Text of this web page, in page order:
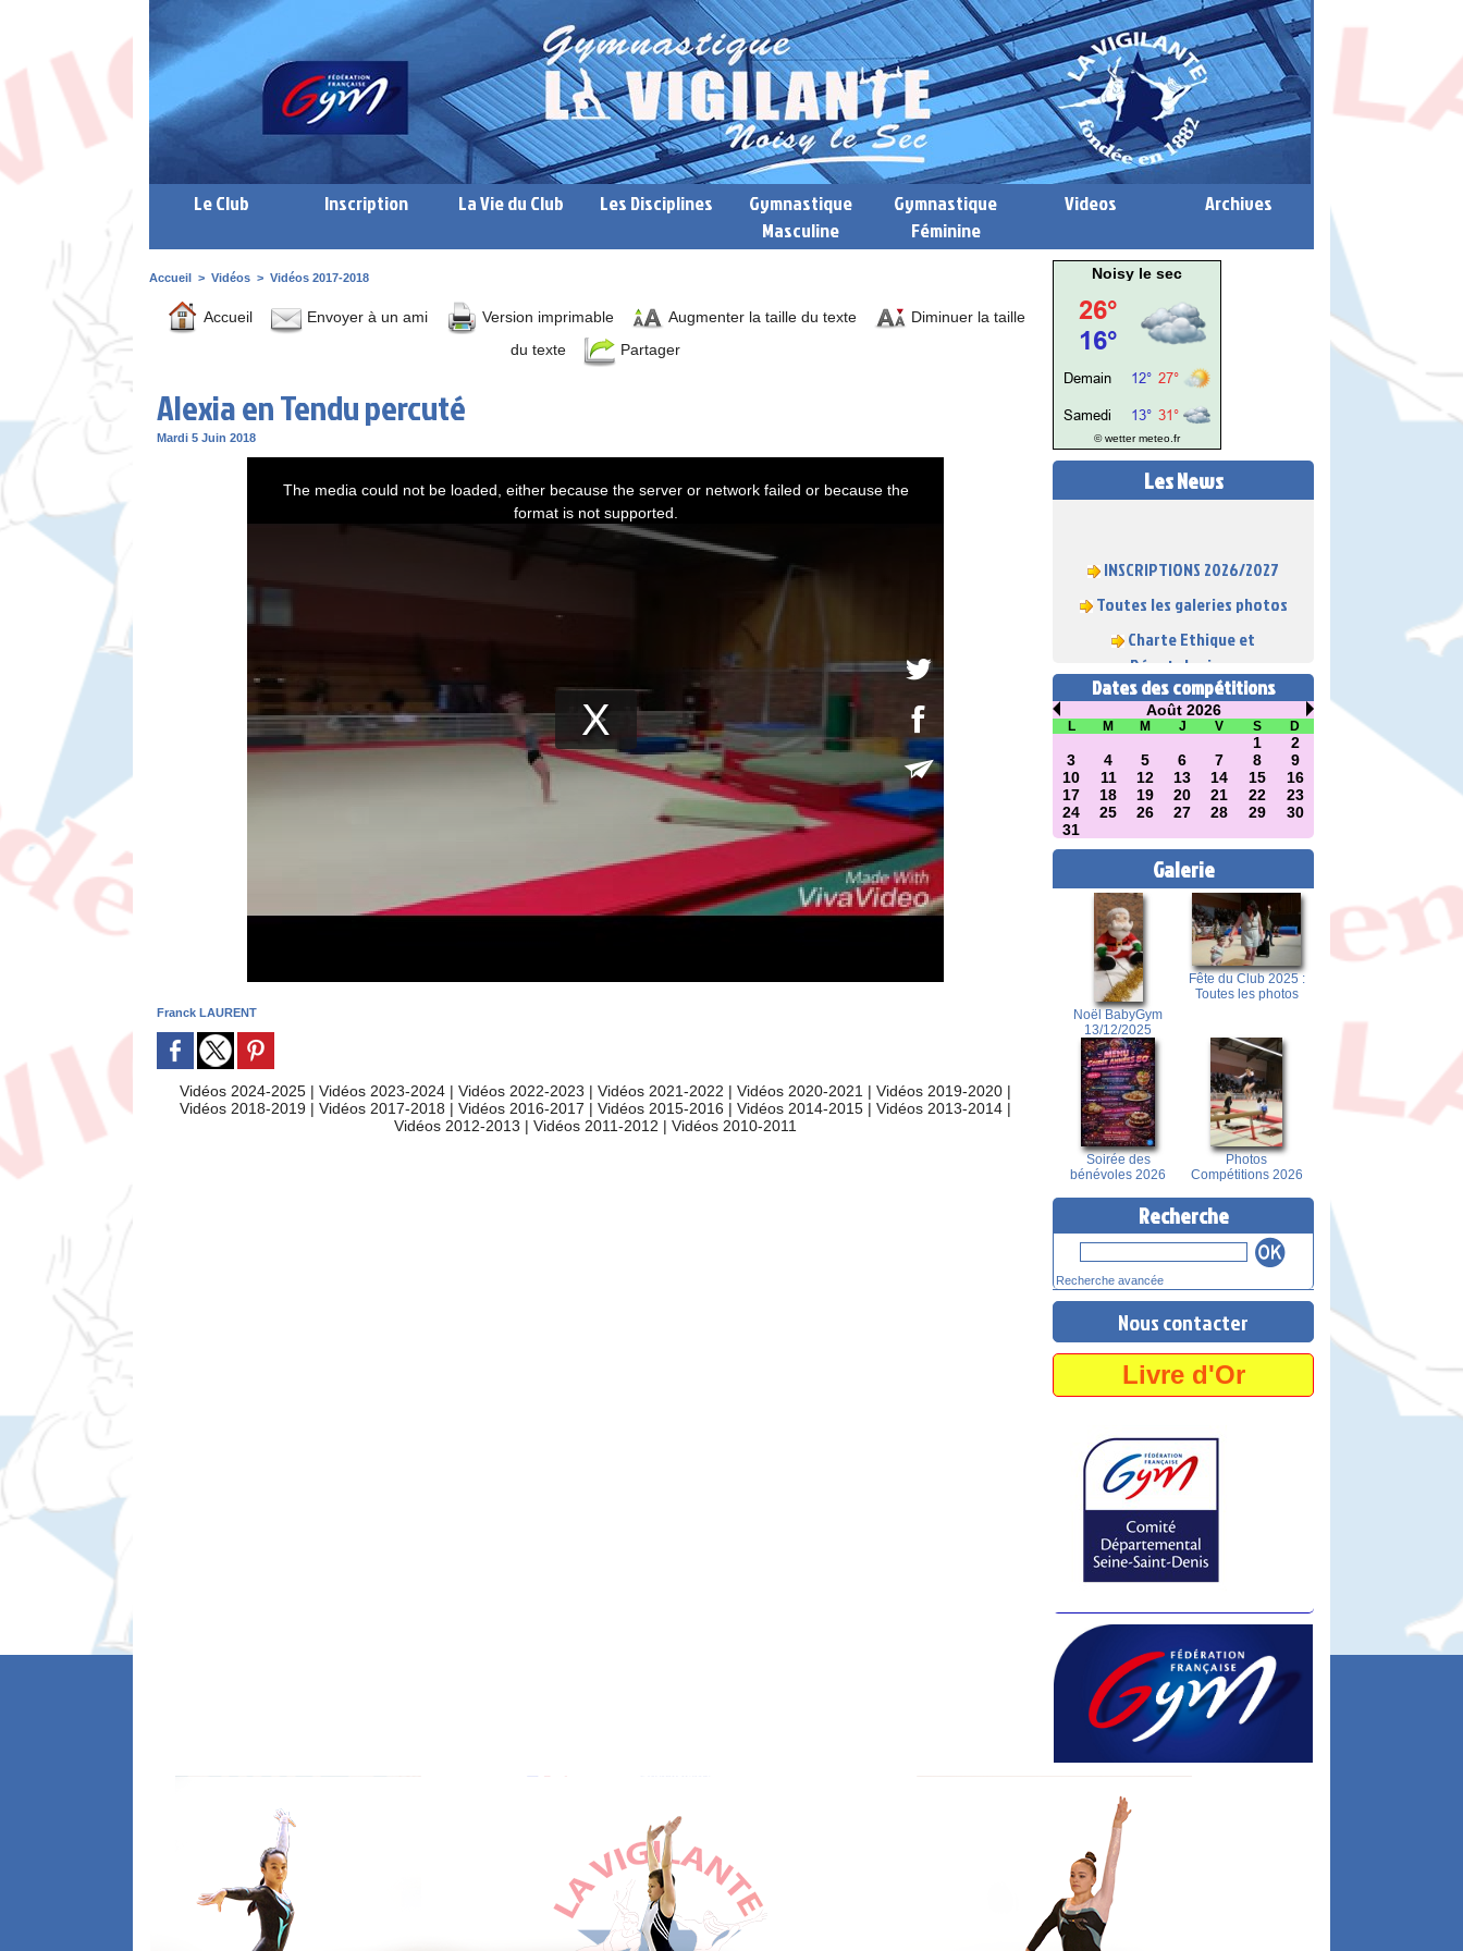
Le Club Inscription La Vie du Club Les Disciplines
Gymnastique
Masculine
Gymnastique
Féminine
Videos Archives
Accueil > Vidéos > Vidéos 2017-2018
Accueil Envoyer à un ami Version imprimable Augmenter la taille du texte
Diminuer la taille
du texte
Partager
Alexia en Tendu percuté
Mardi 5 Juin 2018
Franck LAURENT
Vidéos 2024-2025 | Vidéos 2023-2024 | Vidéos 2022-2023 | Vidéos 2021-2022 | Vidéos 2020-2021 | Vidéos 2019-2020 |
Vidéos 2018-2019 | Vidéos 2017-2018 | Vidéos 2016-2017 | Vidéos 2015-2016 | Vidéos 2014-2015 | Vidéos 2013-2014 |
Vidéos 2012-2013 | Vidéos 2011-2012 | Vidéos 2010-2011
Noisy le sec
© wetter meteo.fr
Les News
Déontologique
Dates des compétitions
Août 2026
L M M J V S D
1
2
3
4 5 6 7 8
9
10
11 12 13 14 15
16
17
18 19 20 21 22
23
24
25 26 27 28 29
30
31
Galerie
Noël BabyGym
13/12/2025
Fête du Club 2025 :
Toutes les photos
Soirée des
bénévoles 2026
Photos
Compétitions 2026
Recherche
Recherche avancée
Nous contacter
Livre d'Or